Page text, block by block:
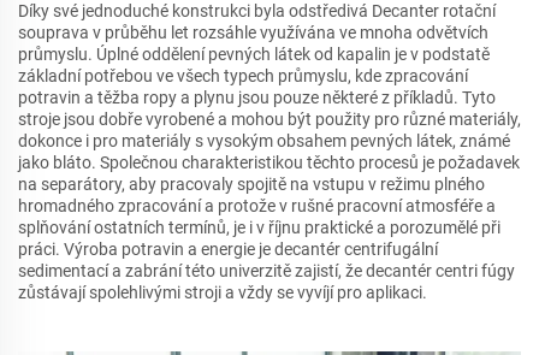
Díky své jednoduché konstrukci byla odstředivá Decanter rotační
souprava v průběhu let rozsáhle využívána ve mnoha odvětvích
průmyslu. Úplné oddělení pevných látek od kapalin je v podstatě
základní potřebou ve všech typech průmyslu, kde zpracování
potravin a těžba ropy a plynu jsou pouze některé z příkladů. Tyto
stroje jsou dobře vyrobené a mohou být použity pro různé materiály,
dokonce i pro materiály s vysokým obsahem pevných látek, známé
jako bláto. Společnou charakteristikou těchto procesů je požadavek
na separátory, aby pracovaly spojitě na vstupu v režimu plného
hromadného zpracování a protože v rušné pracovní atmosféře a
splňování ostatních termínů, je i v říjnu praktické a porozumělé při
práci. Výroba potravin a energie je decantér centrifugální
sedimentací a zabrání této univerzitě zajistí, že decantér centri fúgy
zůstávají spolehlivými stroji a vždy se vyvíjí pro aplikaci.